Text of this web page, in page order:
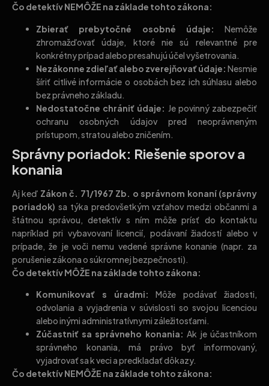
Čo detektív NEMÔŽE na základe tohto zákona:
Zbierať prebytočné osobné údaje: Nemôže
zhromažďovať údaje, ktoré nie sú relevantné pre
konkrétny prípad alebo presahujú účel vyšetrovania.
Nezákonne zdieľať alebo zverejňovať údaje: Nesmie
šíriť citlivé informácie o osobách bez ich súhlasu alebo
bez právneho základu.
Nedostatočne chrániť údaje: Je povinný zabezpečiť
ochranu osobných údajov pred neoprávneným
prístupom, stratou alebo zničením.
Správny poriadok: Riešenie sporov a
konania
Aj keď Zákon č. 71/1967 Zb. o správnom konaní (správny
poriadok) sa týka predovšetkým vzťahov medzi občanmi a
štátnou správou, detektív s ním môže prísť do kontaktu
napríklad pri vybavovaní licencií, podávaní žiadostí alebo v
prípade, že je voči nemu vedené správne konanie (napr. za
porušenie zákona o súkromnej bezpečnosti).
Čo detektív MÔŽE na základe tohto zákona:
Komunikovať s úradmi: Môže podávať žiadosti,
odvolania a vyjadrenia v súvislosti so svojou licenciou
alebo inými administratívnymi záležitosťami.
Zúčastniť sa správneho konania: Ak je účastníkom
správneho konania, má právo byť informovaný,
vyjadrovať sa k veci a predkladať dôkazy.
Čo detektív NEMÔŽE na základe tohto zákona: